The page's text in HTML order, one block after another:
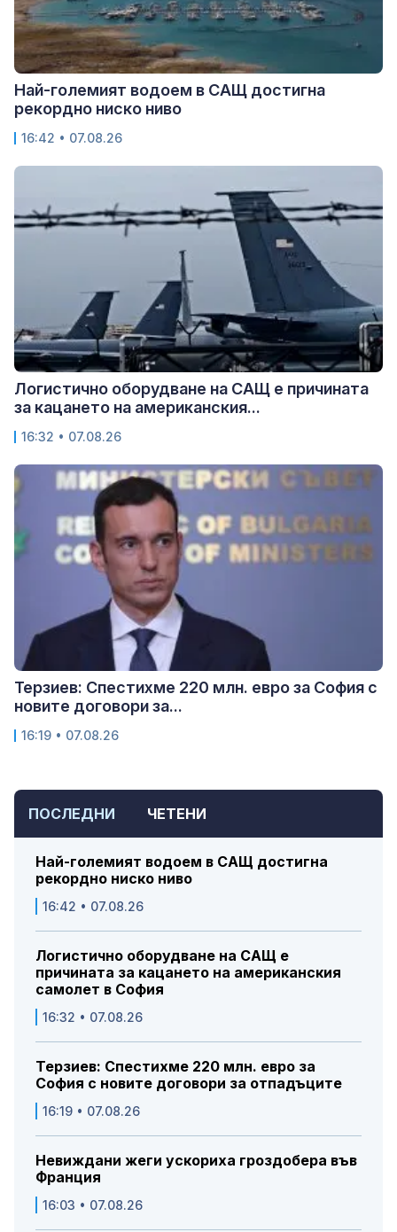
ПОСЛЕДНИ ЧЕТЕНИ
Най-големият водоем в САЩ достигна
рекордно ниско ниво
16:42 • 07.08.26
Логистично оборудване на САЩ е
причината за кацането на американския
самолет в София
16:32 • 07.08.26
Терзиев: Спестихме 220 млн. евро за
София с новите договори за отпадъците
16:19 • 07.08.26
Невиждани жеги ускориха гроздобера във
Франция
16:03 • 07.08.26
Най-големият водоем в САЩ достигна
рекордно ниско ниво
16:42 • 07.08.26
Логистично оборудване на САЩ е причината
за кацането на американския...
16:32 • 07.08.26
Терзиев: Спестихме 220 млн. евро за София с
новите договори за...
16:19 • 07.08.26